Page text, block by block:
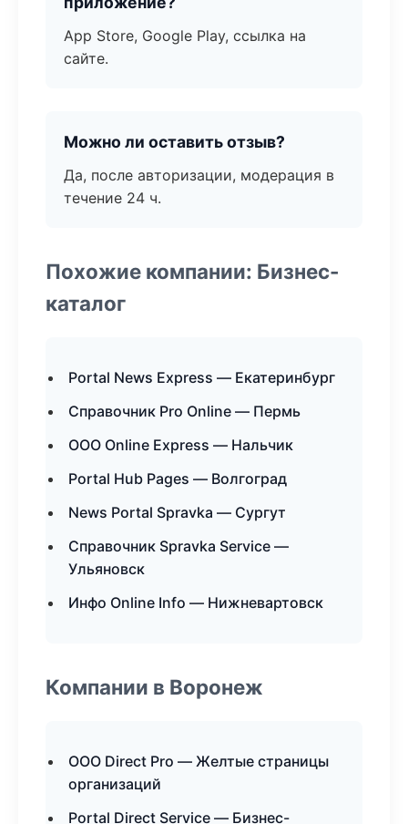
App Store, Google Play, ссылка на
сайте.
Можно ли оставить отзыв?
Да, после авторизации, модерация в
течение 24 ч.
Похожие компании: Бизнес-
каталог
Portal News Express — Екатеринбург
Справочник Pro Online — Пермь
ООО Online Express — Нальчик
Portal Hub Pages — Волгоград
News Portal Spravka — Сургут
Справочник Spravka Service —
Ульяновск
Инфо Online Info — Нижневартовск
Компании в Воронеж
ООО Direct Pro — Желтые страницы
организаций
Portal Direct Service — Бизнес-